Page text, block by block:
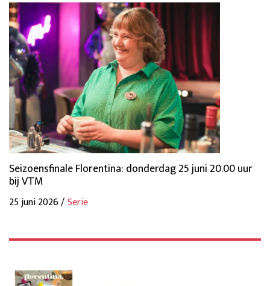
Seizoensfinale Florentina: donderdag 25 juni 20.00 uur
bij VTM
25 juni 2026 /Serie